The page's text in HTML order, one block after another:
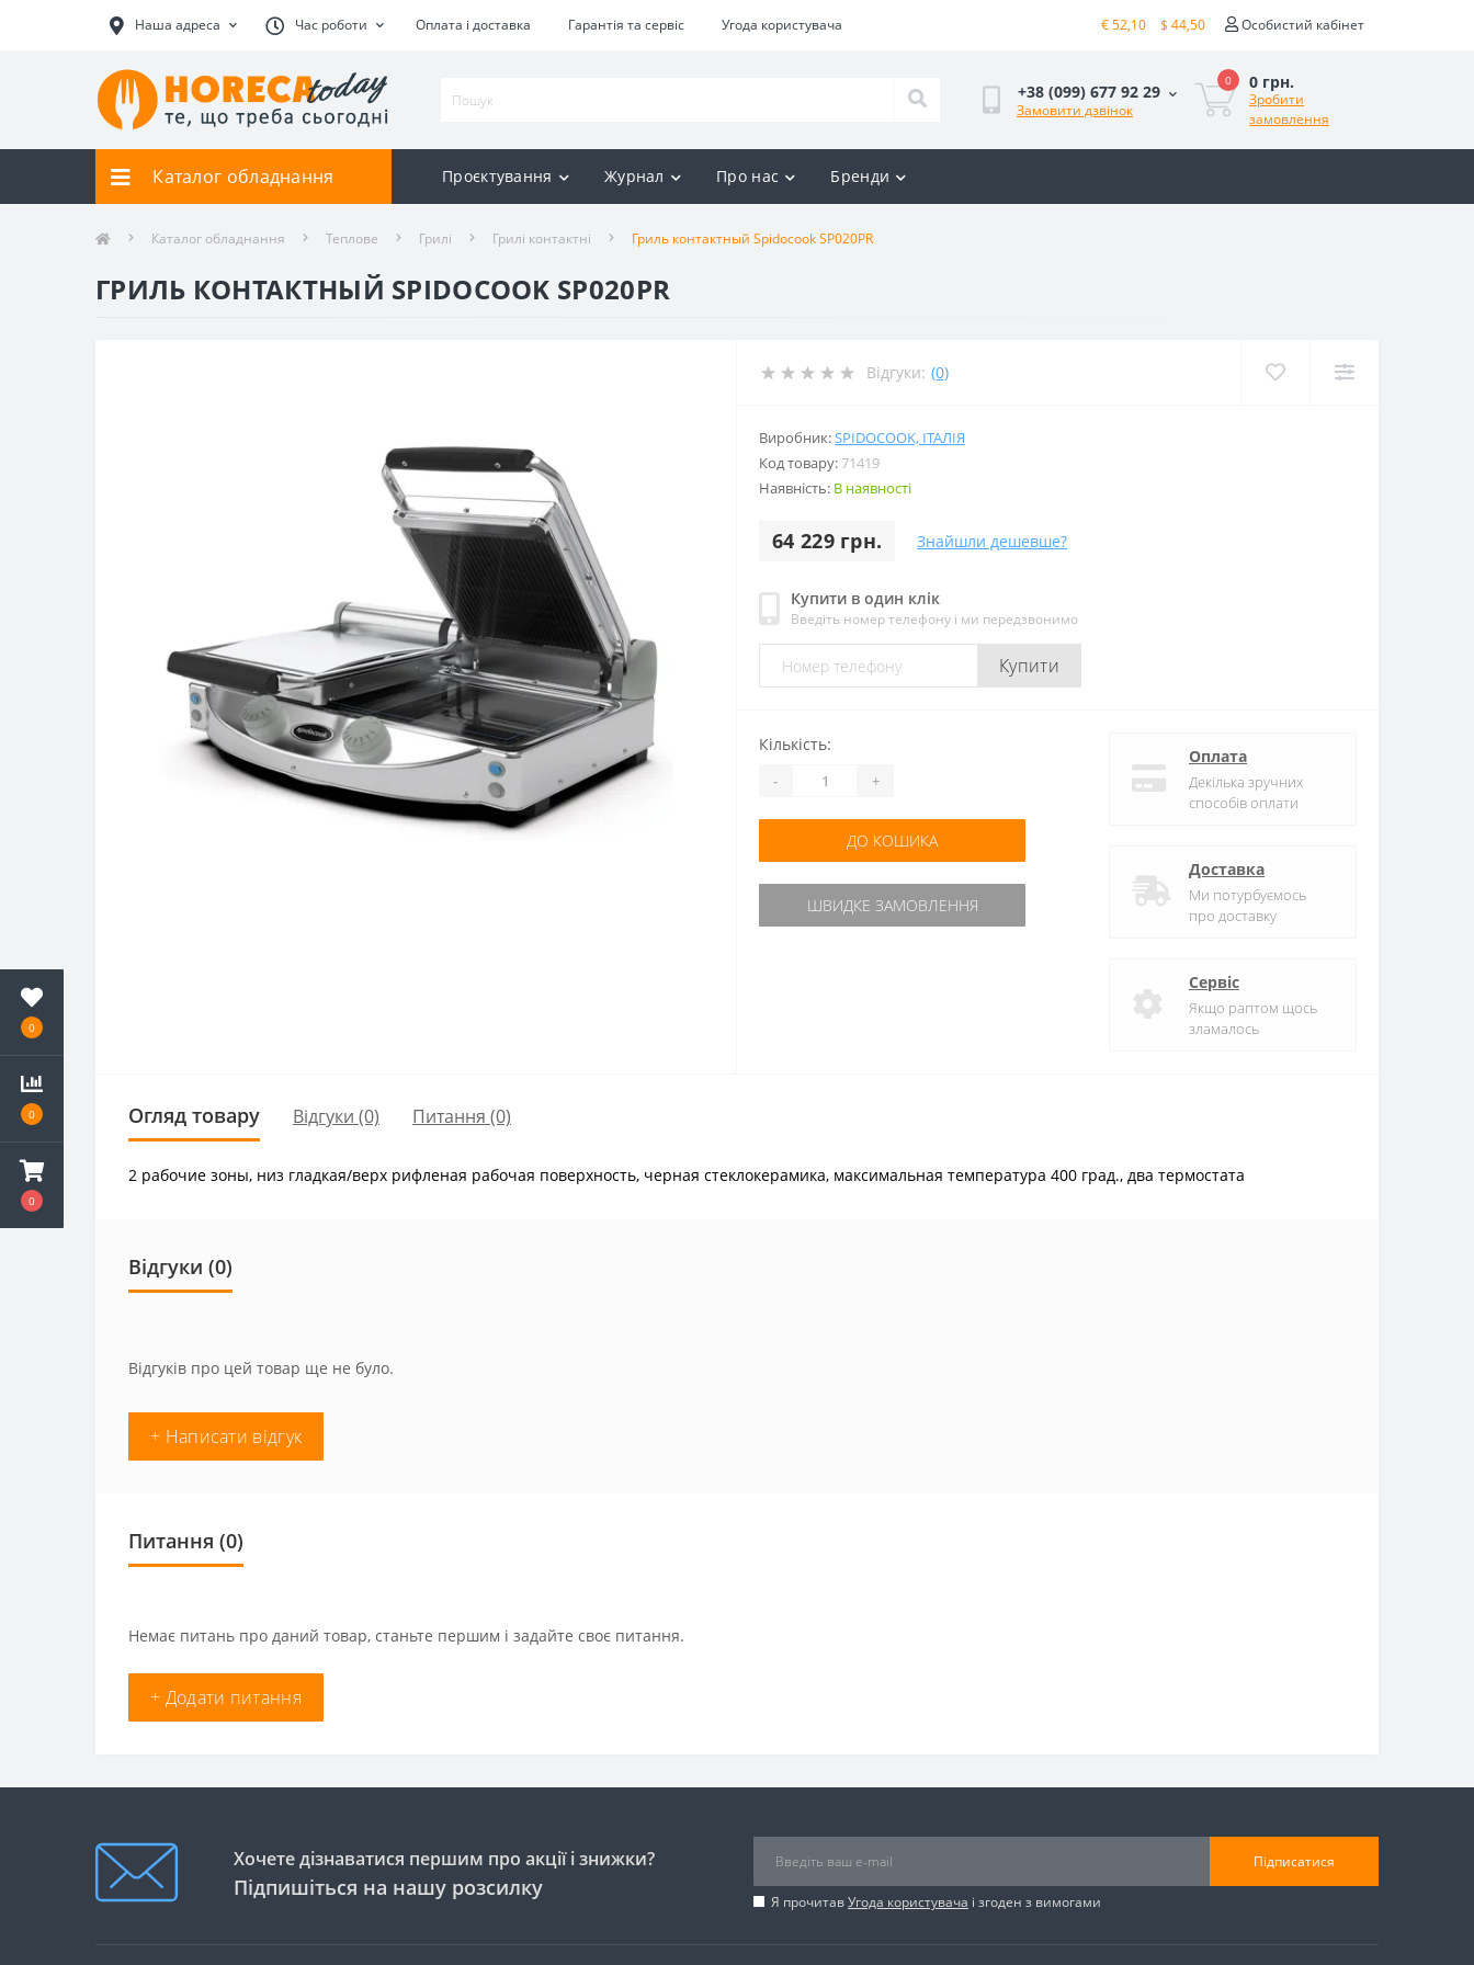
0
0
0
Наша адреса Час роботи Оплата і доставка Гарантія та сервіс Угода користувача € 52,10 $ 44,50 Особистий кабінет
+38 (099) 677 92 29
Замовити дзвінок
0 0 грн.
Зробити
замовлення
Каталог обладнання Проєктування Журнал Про нас Бренди
Каталог обладнання Теплове Грилі Грилі контактні Гриль контактный Spidocook SP020PR
ГРИЛЬ КОНТАКТНЫЙ SPIDOCOOK SP020PR
Відгуки: (0)
Виробник:SPIDOCOOK, ІТАЛІЯ
Код товару:71419
Наявність: В наявності
64 229 грн. Знайшли дешевше?
Купити в один клік
Введіть номер телефону і ми передзвонимо
Купити
Кількість:
- +
ДО КОШИКА
ШВИДКЕ ЗАМОВЛЕННЯ
Оплата
Декілька зручних
способів оплати
Доставка
Ми потурбуємось
про доставку
Сервіс
Якщо раптом щось
зламалось
Огляд товару Відгуки (0) Питання (0)
2 рабочие зоны, низ гладкая/верх рифленая рабочая поверхность, черная стеклокерамика, максимальная температура 400 град., два термостата
Відгуки (0)
Відгуків про цей товар ще не було.
+ Написати відгук
Питання (0)
Немає питань про даний товар, станьте першим і задайте своє питання.
+ Додати питання
Хочете дізнаватися першим про акції і знижки?
Підпишіться на нашу розсилку
Підписатися
Я прочитавУгода користувача і згоден з вимогами